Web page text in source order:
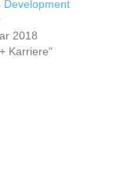
Development
2018
Karriere"